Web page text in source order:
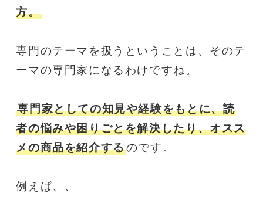
方。
専門のテーマを扱うということは、そのテ
ーマの専門家になるわけですね。
専門家としての知見や経験をもとに、読
者の悩みや困りごとを解決したり、オスス
メの商品を紹介するのです。
例えば、、